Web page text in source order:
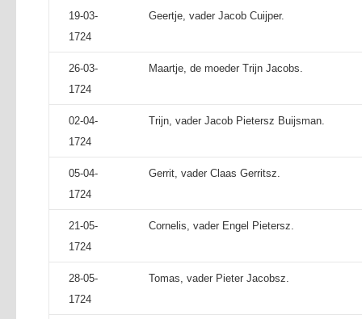
19-03-
1724
Geertje, vader Jacob Cuijper.
26-03-
1724
Maartje, de moeder Trijn Jacobs.
02-04-
1724
Trijn, vader Jacob Pietersz Buijsman.
05-04-
1724
Gerrit, vader Claas Gerritsz.
21-05-
1724
Cornelis, vader Engel Pietersz.
28-05-
1724
Tomas, vader Pieter Jacobsz.